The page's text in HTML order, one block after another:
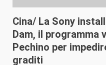
Cina/ La Sony
Dam, il programma
Pechino per
graditi